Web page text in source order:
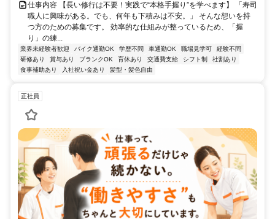
仕事内容 【長い修行は不要！実践で“本格手握り”を学べます】 「寿司
職人に興味がある。でも、何年も下積みは不安。」 そんな想いを持
つ方のための募集です。 効率的な仕組みが整っているため、「握
り」の練...
業界未経験者歓迎 バイク通勤OK 学歴不問 車通勤OK 職場見学可
経験不問
研修あり
賞与あり ブランクOK 育休あり 交通費支給 シフト制
社割あり
食事補助あり
入社祝い金あり 髪型・髪色自由
正社員